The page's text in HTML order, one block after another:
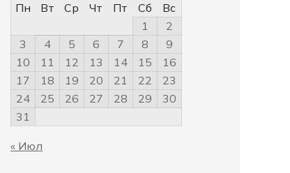
Пн
Вт Ср Чт Пт Сб
Вс
1
2
3
4 5 6 7 8
9
10
11 12 13 14 15
16
17
18 19 20 21 22
23
24
25 26 27 28 29
30
31
« Июл